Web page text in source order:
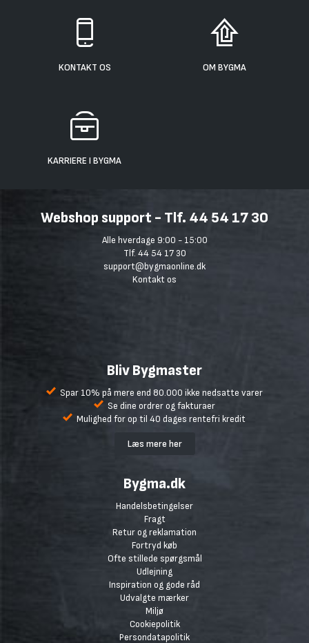
KONTAKT OS OM BYGMA
KARRIERE I BYGMA
Webshop support - Tlf. 44 54 17 30
Alle hverdage 9:00 - 15:00
Tlf. 44 54 17 30
support@bygmaonline.dk
Kontakt os
Bliv Bygmaster
Spar 10% på mere end 80.000 ikke nedsatte varer
Se dine ordrer og fakturaer
Mulighed for op til 40 dages rentefri kredit
Læs mere her
Bygma.dk
Handelsbetingelser
Fragt
Retur og reklamation
Fortryd køb
Ofte stillede spørgsmål
Udlejning
Inspiration og gode råd
Udvalgte mærker
Miljø
Cookiepolitik
Persondatapolitik